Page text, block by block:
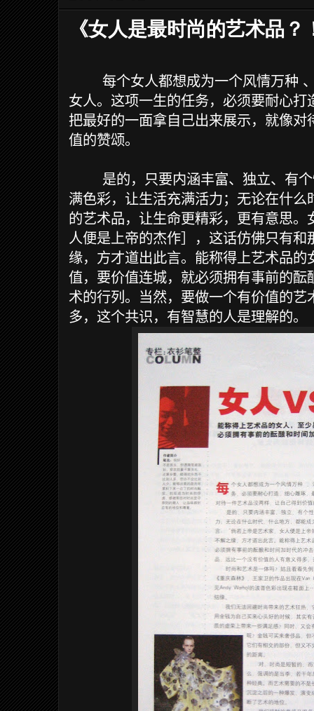
《女人是最时尚的艺术品？
每个女人都想成为一个风情万种
女人。这项一生的任务，必须要耐心
把最好的一面拿自己出来展示，就像
值的赞颂。
是的，只要内涵丰富、独立、有
满色彩，让生活充满活力；无论在什
的艺术品，让生命更精彩，更有意思
人便是上帝的杰作］，这话仿佛只有
缘，方才道出此言。能称得上艺术品
值，要价值连城，就必须拥有事前的
术的行列。当然，要做一个有价值的
多，这个共识，有智慧的人是理解的。